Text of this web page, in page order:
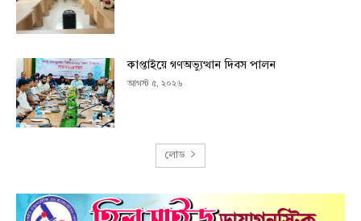
কাপ্তাইয়ে গণঅভ্যুত্থান দিবস পালন
আগস্ট ৫, ২০২৬
লোড